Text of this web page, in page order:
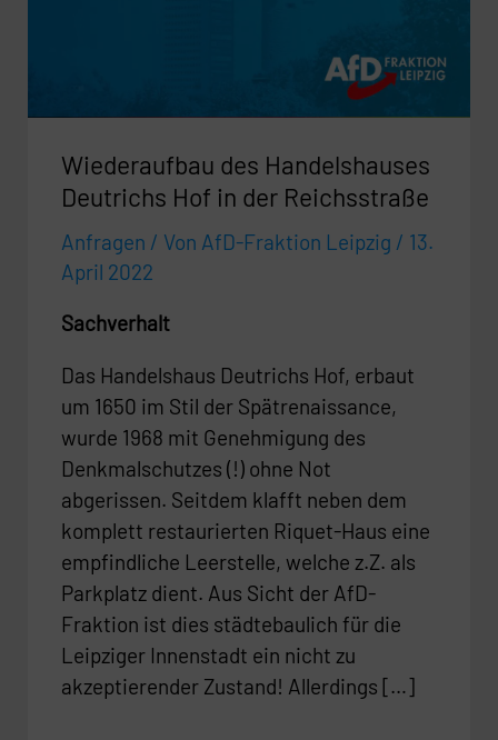
Wiederaufbau des Handelshauses
Deutrichs Hof in der Reichsstraße
Anfragen / Von AfD-Fraktion Leipzig / 13.
April 2022
Sachverhalt
Das Handelshaus Deutrichs Hof, erbaut
um 1650 im Stil der Spätrenaissance,
wurde 1968 mit Genehmigung des
Denkmalschutzes (!) ohne Not
abgerissen. Seitdem klafft neben dem
komplett restaurierten Riquet-Haus eine
empfindliche Leerstelle, welche z.Z. als
Parkplatz dient. Aus Sicht der AfD-
Fraktion ist dies städtebaulich für die
Leipziger Innenstadt ein nicht zu
akzeptierender Zustand! Allerdings […]